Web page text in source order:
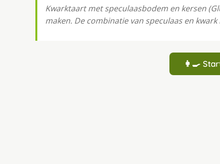
Kwarktaart met speculaasbodem en kersen
maken. De combinatie van speculaas en
👩‍🍳